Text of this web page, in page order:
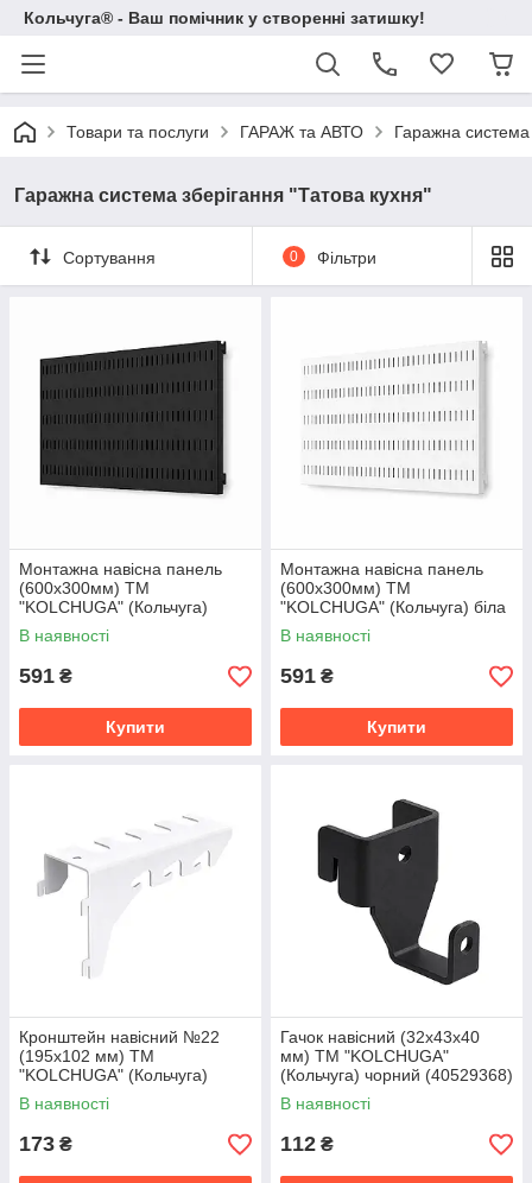
Кольчуга® - Ваш помічник у створенні затишку!
Товари та послуги ГАРАЖ та АВТО Гаражна система
Гаражна система зберігання "Татова кухня"
Сортування 0 Фільтри
Монтажна навісна панель
(600х300мм) ТМ
"KOLCHUGA" (Кольчуга)
чорна (40529366)
В наявності
591 ₴
Купити
Монтажна навісна панель
(600х300мм) ТМ
"KOLCHUGA" (Кольчуга) біла
(40529365)
В наявності
591 ₴
Купити
Кронштейн навісний №22
(195х102 мм) ТМ
"KOLCHUGA" (Кольчуга)
білий (40306071)
В наявності
173 ₴
Гачок навісний (32х43х40
мм) ТМ "KOLCHUGA"
(Кольчуга) чорний (40529368)
В наявності
112 ₴